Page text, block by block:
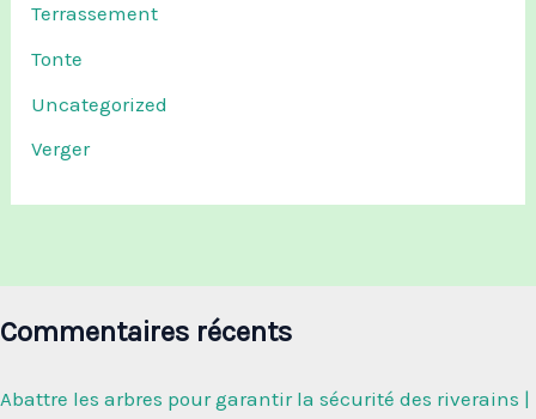
Terrassement
Tonte
Uncategorized
Verger
Commentaires récents
Abattre les arbres pour garantir la sécurité des riverains |